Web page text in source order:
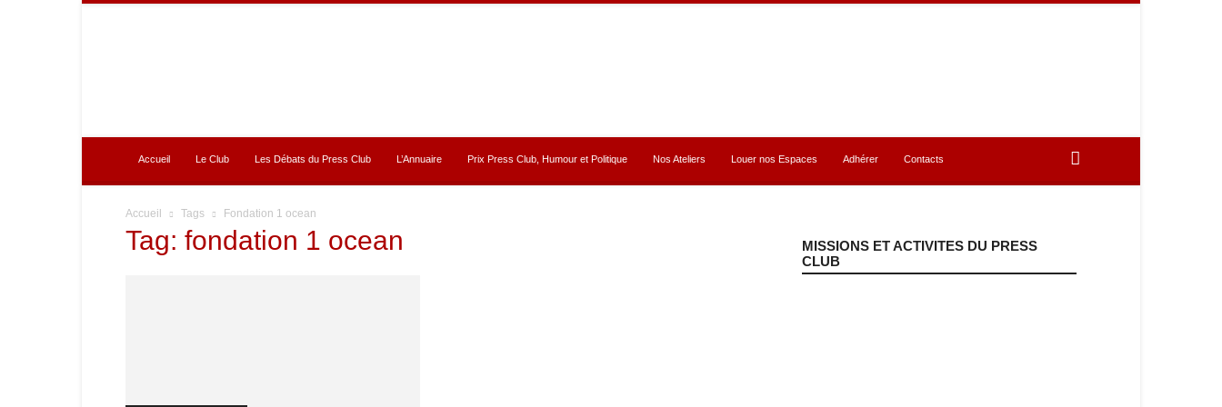
Accueil Le Club Les Débats du Press Club L’Annuaire Prix Press Club, Humour et Politique Nos Ateliers Louer nos Espaces Adhérer
Accueil Tags Fondation 1 ocean
Tag: fondation 1 ocean
MISSIONS ET ACTIVITES DU PRESS
CLUB